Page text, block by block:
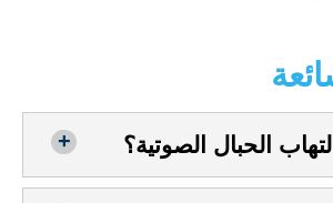
الحبال الصوتية؟